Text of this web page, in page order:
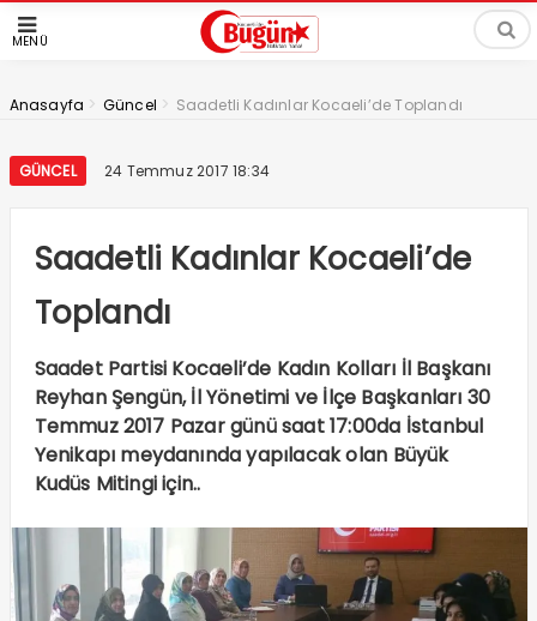
MENÜ
Anasayfa > Güncel > Saadetli Kadınlar Kocaeli’de Toplandı
GÜNCEL 24 Temmuz 2017 18:34
Saadetli Kadınlar Kocaeli’de
Toplandı
Saadet Partisi Kocaeli’de Kadın Kolları İl Başkanı
Reyhan Şengün, İl Yönetimi ve İlçe Başkanları 30
Temmuz 2017 Pazar günü saat 17:00da İstanbul
Yenikapı meydanında yapılacak olan Büyük
Kudüs Mitingi için..